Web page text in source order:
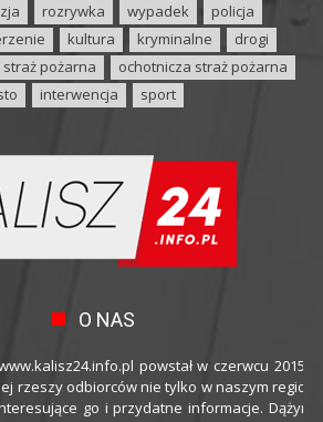
rozrywka wypadek
policja
kultura kryminalne
drogi
pożarna
ochotnicza straż pożarna
interwencja sport
O NAS
powstał w czerwcu 2015
rzeszy odbiorców nie tylko w naszym
go i przydatne informacje.